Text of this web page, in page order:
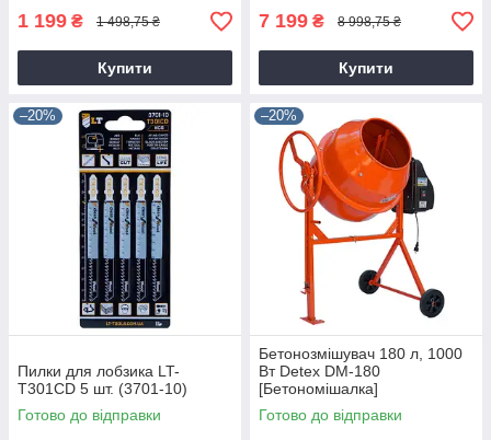
1 199 ₴ 1 498,75 ₴
Купити
7 199 ₴ 8 998,75 ₴
Купити
–20%
Пилки для лобзика LT-
T301CD 5 шт. (3701-10)
Готово до відправки
–20%
Бетонозмішувач 180 л, 1000
Вт Detex DM-180
[Бетономішалка]
Готово до відправки